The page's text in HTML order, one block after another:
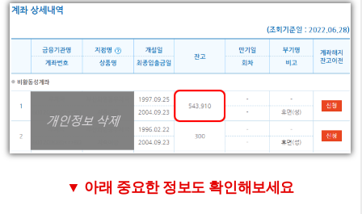
▼ 아래 중요한 정보도 확인해보세요